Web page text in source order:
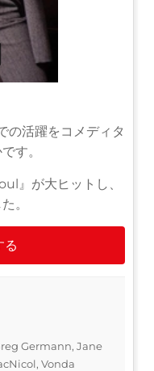
の活躍をコメディタ
す。
』が大ヒットし、
。
る
Germann, Jane
Vonda